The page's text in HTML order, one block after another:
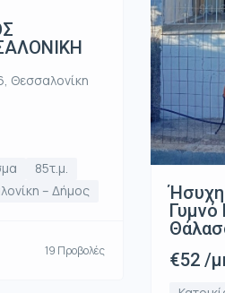
Θεσσαλονίκη
85τ.μ.
– Δήμος
19 Προβολές
Γυμνό
€52 /